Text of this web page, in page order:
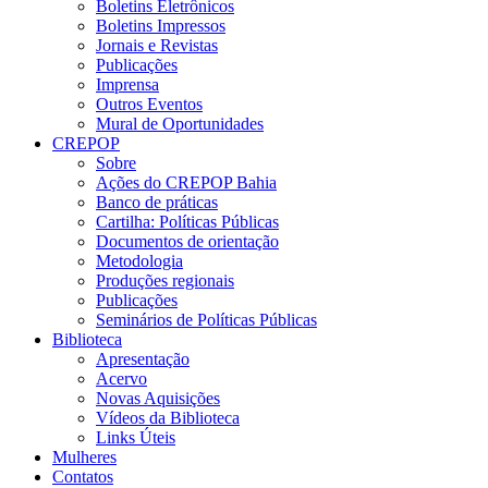
Boletins Eletrônicos
Boletins Impressos
Jornais e Revistas
Publicações
Imprensa
Outros Eventos
Mural de Oportunidades
CREPOP
Sobre
Ações do CREPOP Bahia
Banco de práticas
Cartilha: Políticas Públicas
Documentos de orientação
Metodologia
Produções regionais
Publicações
Seminários de Políticas Públicas
Biblioteca
Apresentação
Acervo
Novas Aquisições
Vídeos da Biblioteca
Links Úteis
Mulheres
Contatos